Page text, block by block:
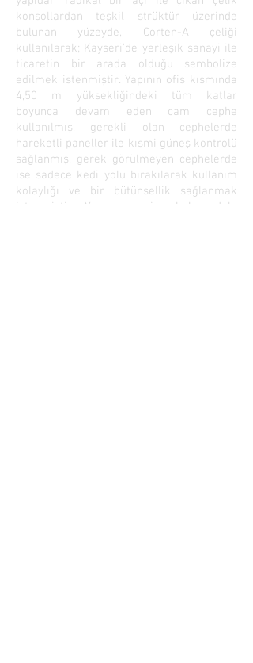
konsollardan teşkil strüktür üzerinde
bulunan yüzeyde, Corten-A çeliği
kullanılarak; Kayseri’de yerleşik sanayi ile
ticaretin bir arada olduğu sembolize
edilmek istenmiştir. Yapının ofis kısmında
4,50 m yüksekliğindeki tüm katlar
boyunca devam eden cam cephe
kullanılmış, gerekli olan cephelerde
hareketli paneller ile kısmi güneş kontrolü
sağlanmış, gerek görülmeyen cephelerde
ise sadece kedi yolu bırakılarak kullanım
kolaylığı ve bir bütünsellik sağlanmak
istenmiştir. Yapının geriye kalan dolu